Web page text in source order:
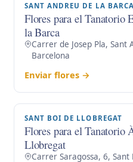
SANT ANDREU DE LA BARCA
Flores para el Tanatorio
la Barca
Carrer de Josep Pla, Sant
Barcelona
Enviar flores →
SANT BOI DE LLOBREGAT
Flores para el Tanatorio
Llobregat
Carrer Saragossa, 6,